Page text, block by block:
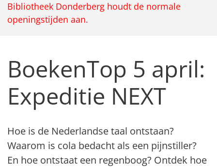
Bibliotheek Donderberg houdt de normale
openingstijden aan.
BoekenTop 5 april:
Expeditie NEXT
Hoe is de Nederlandse taal ontstaan?
Waarom is cola bedacht als een pijnstiller?
En hoe ontstaat een regenboog? Ontdek hoe